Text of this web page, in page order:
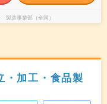
製造事業部（全国）
・加工・食品製